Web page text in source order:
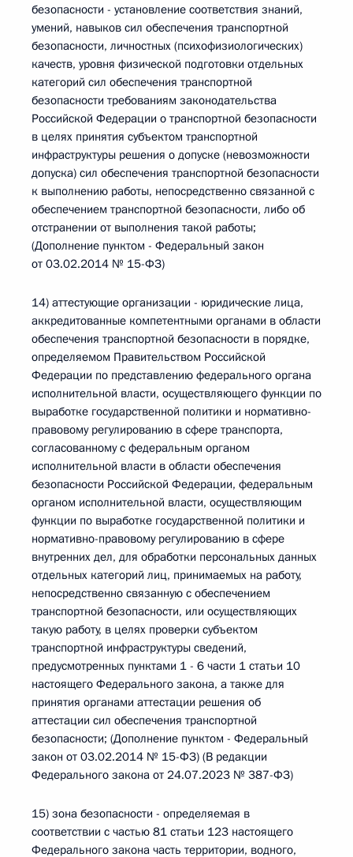
безопасности - установление соответствия знаний,
умений, навыков сил обеспечения транспортной
безопасности, личностных (психофизиологических)
качеств, уровня физической подготовки отдельных
категорий сил обеспечения транспортной
безопасности требованиям законодательства
Российской Федерации о транспортной безопасности
в целях принятия субъектом транспортной
инфраструктуры решения о допуске (невозможности
допуска) сил обеспечения транспортной безопасности
к выполнению работы, непосредственно связанной с
обеспечением транспортной безопасности, либо об
отстранении от выполнения такой работы;
(Дополнение пунктом - Федеральный закон
от 03.02.2014 № 15-ФЗ)
14) аттестующие организации - юридические лица,
аккредитованные компетентными органами в области
обеспечения транспортной безопасности в порядке,
определяемом Правительством Российской
Федерации по представлению федерального органа
исполнительной власти, осуществляющего функции по
выработке государственной политики и нормативно-
правовому регулированию в сфере транспорта,
согласованному с федеральным органом
исполнительной власти в области обеспечения
безопасности Российской Федерации, федеральным
органом исполнительной власти, осуществляющим
функции по выработке государственной политики и
нормативно-правовому регулированию в сфере
внутренних дел, для обработки персональных данных
отдельных категорий лиц, принимаемых на работу,
непосредственно связанную с обеспечением
транспортной безопасности, или осуществляющих
такую работу, в целях проверки субъектом
транспортной инфраструктуры сведений,
предусмотренных пунктами 1 - 6 части 1 статьи 10
настоящего Федерального закона, а также для
принятия органами аттестации решения об
аттестации сил обеспечения транспортной
безопасности; (Дополнение пунктом - Федеральный
закон от 03.02.2014 № 15-ФЗ) (В редакции
Федерального закона от 24.07.2023 № 387-ФЗ)
15) зона безопасности - определяемая в
соответствии с частью 81 статьи 123 настоящего
Федерального закона часть территории, водного,